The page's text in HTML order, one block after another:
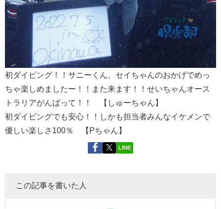
初ダイビング！！サニーくん、セイちゃんのおかげでめっ
ちゃ楽しめましたー！！また来ます！！せいちゃんオース
トラリアがんばって！！ 【しゅーちゃん】
初ダイビングでも安心！！しかも担当者みんなイケメンで
優しい楽しさ100％ 【Pちゃん】
LINE
この記事を書いた人